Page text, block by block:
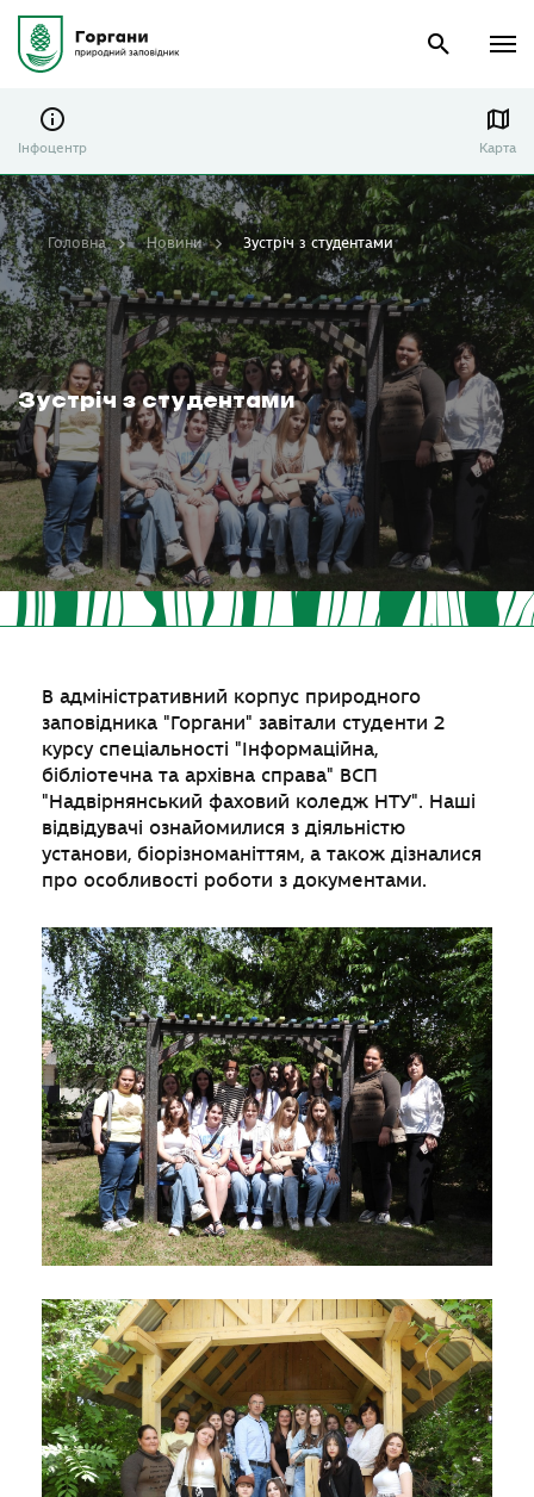
Інфоцентр Карта
Зустріч з студентами
Головна Новини Зустріч з студентами
В адміністративний корпус природного
заповідника "Горгани" завітали студенти 2
курсу спеціальності "Інформаційна,
бібліотечна та архівна справа" ВСП
"Надвірнянський фаховий коледж НТУ". Наші
відвідувачі ознайомилися з діяльністю
установи, біорізноманіттям, а також дізналися
про особливості роботи з документами.